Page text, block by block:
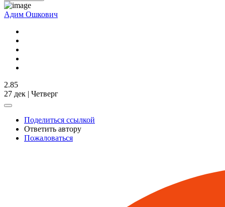
Адим Ошкович
2.85
27 дек | Четверг
Поделиться ссылкой
Ответить автору
Пожаловаться